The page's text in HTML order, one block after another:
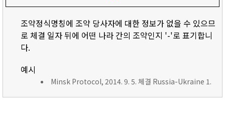
조약정식명칭에 조약 당사자에 대한 정보가 없을 수 있으므
로 체결 일자 뒤에 어떤 나라 간의 조약인지 '-'로 표기합니
다.
예시
Minsk Protocol, 2014. 9. 5. 체결 Russia-Ukraine 1.